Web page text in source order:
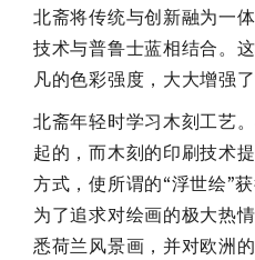
北斋将传统与创新融为一
技术与普鲁士蓝相结合。
凡的色彩强度，大大增强
北斋年轻时学习木刻工艺
起的，而木刻的印刷技术
方式，使所谓的“浮世绘”
为了追求对绘画的极大热
悉荷兰风景画，并对欧洲